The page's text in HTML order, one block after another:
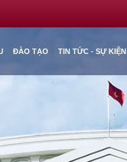
ĐÀO TẠO TIN TỨC - SỰ KIỆN